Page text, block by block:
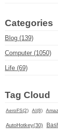
Categories
Blog (139)
Computer (1050)
Life (69)
Tag Cloud
AeroFS(2) AI(8)
AutoHotkey(30)